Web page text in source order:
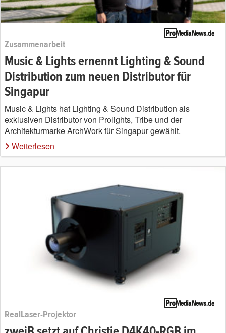
Zusammenarbeit
Music & Lights ernennt Lighting & Sound
Distribution zum neuen Distributor für
Singapur
Music & Lights hat Lighting & Sound Distribution als
exklusiven Distributor von Prolights, Tribe und der
Architekturmarke ArchWork für Singapur gewählt.
Weiterlesen
RealLaser-Projektor